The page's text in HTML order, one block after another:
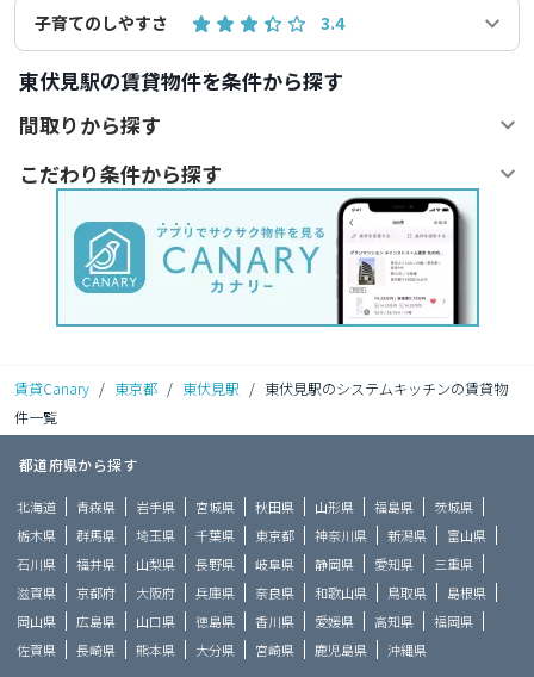
子育てのしやすさ 3.4
東伏見駅の賃貸物件を条件から探す
間取りから探す
こだわり条件から探す
賃貸Canary / 東京都 / 東伏見駅 / 東伏見駅のシステムキッチンの賃貸物
件一覧
都道府県から探す
北海道 青森県 岩手県 宮城県 秋田県 山形県 福島県
茨城県
栃木県
群馬県 埼玉県 千葉県 東京都 神奈川県 新潟県
富山県
石川県
福井県 山梨県 長野県 岐阜県 静岡県 愛知県
三重県
滋賀県
京都府 大阪府 兵庫県 奈良県 和歌山県 鳥取県
島根県
岡山県
広島県 山口県 徳島県 香川県 愛媛県 高知県
福岡県
佐賀県
長崎県 熊本県 大分県 宮崎県 鹿児島県 沖縄県